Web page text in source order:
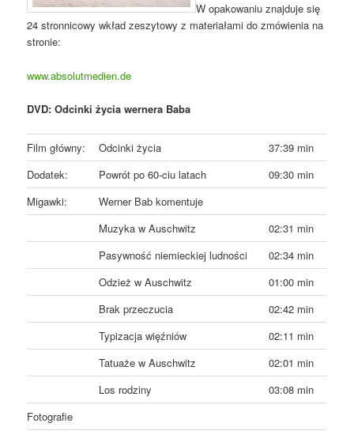
W opakowaniu znajduje się
24 stronnicowy wkład zeszytowy z materiałami do zmówienia na
stronie:
www.absolutmedien.de
DVD: Odcinki życia wernera Baba
Film główny: Odcinki życia
37:39 min
Dodatek:
Powrót po 60-ciu latach
09:30 min
Migawki:
Werner Bab komentuje
Muzyka w Auschwitz
02:31 min
Pasywność niemieckiej ludności
02:34 min
Odzież w Auschwitz
01:00 min
Brak przeczucia
02:42 min
Typizacja więźniów
02:11 min
Tatuaże w Auschwitz
02:01 min
Los rodziny
03:08 min
Fotografie